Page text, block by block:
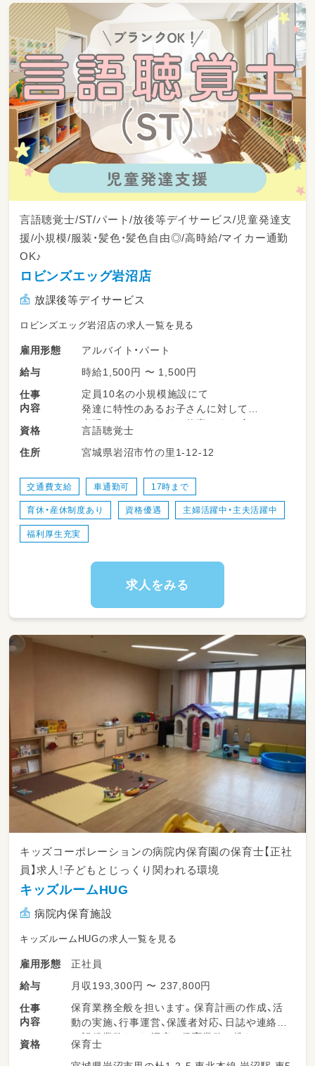
言語聴覚士/ST/パート/放後等デイサービス/児童発達支
援/小規模/服装・髪色・髪色自由◎/高時給/マイカー通勤
OK♪
ロビンズエッグ岩沼店
放課後等デイサービス
ロビンズエッグ岩沼店の求人一覧を見る
雇用形態
アルバイト・パート
給与
時給1,500円 〜 1,500円
仕事
内容
定員10名の小規模施設にて
発達に特性のあるお子さんに対して
支援をしていただくお仕事です☆彡
対象年齢
放課後等デイサービス：6～18歳
資格
言語聴覚士
住所
宮城県岩沼市竹の里1-12-12
交通費支給 車通勤可 17時まで
育休・産休制度あり 資格優遇 主婦活躍中・主夫活躍中
福利厚生充実
求人をみる
キッズコーポレーションの病院内保育園の保育士【正社
員】求人！子どもとじっくり関われる環境
キッズルームHUG
病院内保育施設
キッズルームHUGの求人一覧を見る
雇用形態
正社員
給与
月収193,300円 〜 237,800円
仕事
内容
保育業務全般を担います。保育計画の作成、活
動の実施、行事運営、保護者対応、日誌や連絡帳
の記録業務など、幅広い保育業務に携わってい
ただきます。少人数制の保育園が多く、子ども
資格
保育士